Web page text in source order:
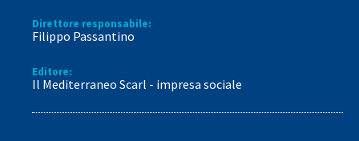
Direttore responsabile:
Filippo Passantino
Editore:
Il Mediterraneo Scarl - impresa sociale